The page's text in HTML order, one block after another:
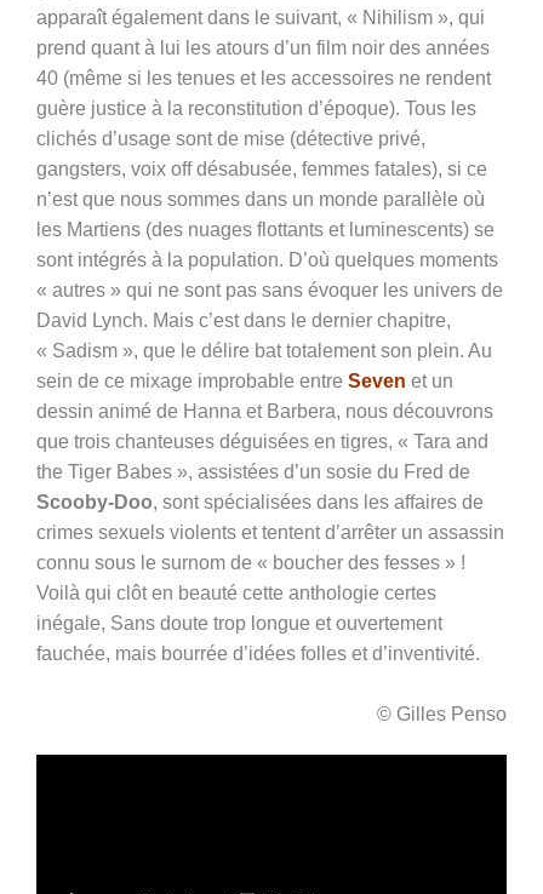
apparaît également dans le suivant, « Nihilism », qui
prend quant à lui les atours d’un film noir des années
40 (même si les tenues et les accessoires ne rendent
guère justice à la reconstitution d’époque). Tous les
clichés d’usage sont de mise (détective privé,
gangsters, voix off désabusée, femmes fatales), si ce
n’est que nous sommes dans un monde parallèle où
les Martiens (des nuages flottants et luminescents) se
sont intégrés à la population. D’où quelques moments
« autres » qui ne sont pas sans évoquer les univers de
David Lynch. Mais c’est dans le dernier chapitre,
« Sadism », que le délire bat totalement son plein. Au
sein de ce mixage improbable entre Seven et un
dessin animé de Hanna et Barbera, nous découvrons
que trois chanteuses déguisées en tigres, « Tara and
the Tiger Babes », assistées d’un sosie du Fred de
Scooby-Doo, sont spécialisées dans les affaires de
crimes sexuels violents et tentent d’arrêter un assassin
connu sous le surnom de « boucher des fesses » !
Voilà qui clôt en beauté cette anthologie certes
inégale, Sans doute trop longue et ouvertement
fauchée, mais bourrée d’idées folles et d’inventivité.
© Gilles Penso